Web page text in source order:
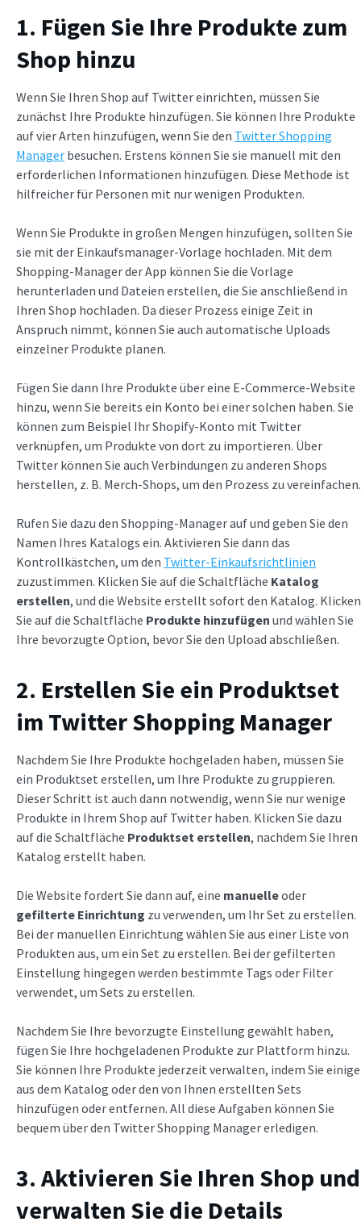
1. Fügen Sie Ihre Produkte zum
Shop hinzu
Wenn Sie Ihren Shop auf Twitter einrichten, müssen Sie
zunächst Ihre Produkte hinzufügen. Sie können Ihre Produkte
auf vier Arten hinzufügen, wenn Sie den Twitter Shopping
Manager besuchen. Erstens können Sie sie manuell mit den
erforderlichen Informationen hinzufügen. Diese Methode ist
hilfreicher für Personen mit nur wenigen Produkten.
Wenn Sie Produkte in großen Mengen hinzufügen, sollten Sie
sie mit der Einkaufsmanager-Vorlage hochladen. Mit dem
Shopping-Manager der App können Sie die Vorlage
herunterladen und Dateien erstellen, die Sie anschließend in
Ihren Shop hochladen. Da dieser Prozess einige Zeit in
Anspruch nimmt, können Sie auch automatische Uploads
einzelner Produkte planen.
Fügen Sie dann Ihre Produkte über eine E-Commerce-Website
hinzu, wenn Sie bereits ein Konto bei einer solchen haben. Sie
können zum Beispiel Ihr Shopify-Konto mit Twitter
verknüpfen, um Produkte von dort zu importieren. Über
Twitter können Sie auch Verbindungen zu anderen Shops
herstellen, z. B. Merch-Shops, um den Prozess zu vereinfachen.
Rufen Sie dazu den Shopping-Manager auf und geben Sie den
Namen Ihres Katalogs ein. Aktivieren Sie dann das
Kontrollkästchen, um den Twitter-Einkaufsrichtlinien
zuzustimmen. Klicken Sie auf die Schaltfläche Katalog
erstellen, und die Website erstellt sofort den Katalog. Klicken
Sie auf die Schaltfläche Produkte hinzufügen und wählen Sie
Ihre bevorzugte Option, bevor Sie den Upload abschließen.
2. Erstellen Sie ein Produktset
im Twitter Shopping Manager
Nachdem Sie Ihre Produkte hochgeladen haben, müssen Sie
ein Produktset erstellen, um Ihre Produkte zu gruppieren.
Dieser Schritt ist auch dann notwendig, wenn Sie nur wenige
Produkte in Ihrem Shop auf Twitter haben. Klicken Sie dazu
auf die Schaltfläche Produktset erstellen, nachdem Sie Ihren
Katalog erstellt haben.
Die Website fordert Sie dann auf, eine manuelleoder
gefilterte Einrichtung zu verwenden, um Ihr Set zu erstellen.
Bei der manuellen Einrichtung wählen Sie aus einer Liste von
Produkten aus, um ein Set zu erstellen. Bei der gefilterten
Einstellung hingegen werden bestimmte Tags oder Filter
verwendet, um Sets zu erstellen.
Nachdem Sie Ihre bevorzugte Einstellung gewählt haben,
fügen Sie Ihre hochgeladenen Produkte zur Plattform hinzu.
Sie können Ihre Produkte jederzeit verwalten, indem Sie einige
aus dem Katalog oder den von Ihnen erstellten Sets
hinzufügen oder entfernen. All diese Aufgaben können Sie
bequem über den Twitter Shopping Manager erledigen.
3. Aktivieren Sie Ihren Shop und
verwalten Sie die Details